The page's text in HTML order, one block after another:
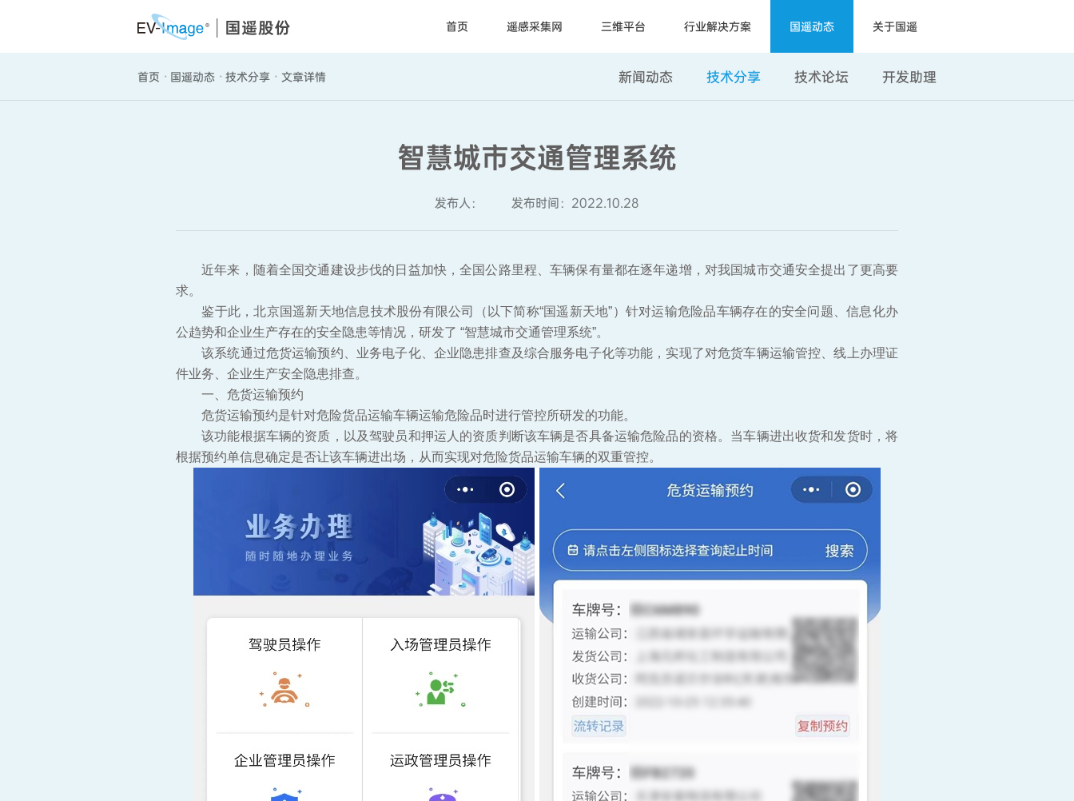
首页 遥感采集网 三维平台 行业解决方案 国遥动态 关于国遥
首页 · 国遥动态 · 技术分享 · 文章详情 新闻动态 技术分享 技术论坛 开发助理
智慧城市交通管理系统
发布人： 发布时间：2022.10.28
近年来，随着全国交通建设步伐的日益加快，全国公路里程、车辆保有量都在逐年递增，对我国城市交通安全提出了更高要
求。
鉴于此，北京国遥新天地信息技术股份有限公司（以下简称“国遥新天地”）针对运输危险品车辆存在的安全问题、信息化办
公趋势和企业生产存在的安全隐患等情况，研发了 “智慧城市交通管理系统”。
该系统通过危货运输预约、业务电子化、企业隐患排查及综合服务电子化等功能，实现了对危货车辆运输管控、线上办理证
件业务、企业生产安全隐患排查。
一、危货运输预约
危货运输预约是针对危险货品运输车辆运输危险品时进行管控所研发的功能。
该功能根据车辆的资质，以及驾驶员和押运人的资质判断该车辆是否具备运输危险品的资格。当车辆进出收货和发货时，将
根据预约单信息确定是否让该车辆进出场，从而实现对危险货品运输车辆的双重管控。